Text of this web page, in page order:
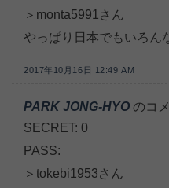
＞monta5991さん
やっぱり日本でもいろん
2017年10月16日 12:49 AM
PARK JONG-HYO のコ
SECRET: 0
PASS:
＞tokebi1953さん